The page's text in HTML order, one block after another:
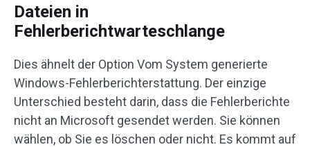
Dateien in
Fehlerberichtwarteschlange
Dies ähnelt der Option Vom System generierte
Windows-Fehlerberichterstattung. Der einzige
Unterschied besteht darin, dass die Fehlerberichte
nicht an Microsoft gesendet werden. Sie können
wählen, ob Sie es löschen oder nicht. Es kommt auf